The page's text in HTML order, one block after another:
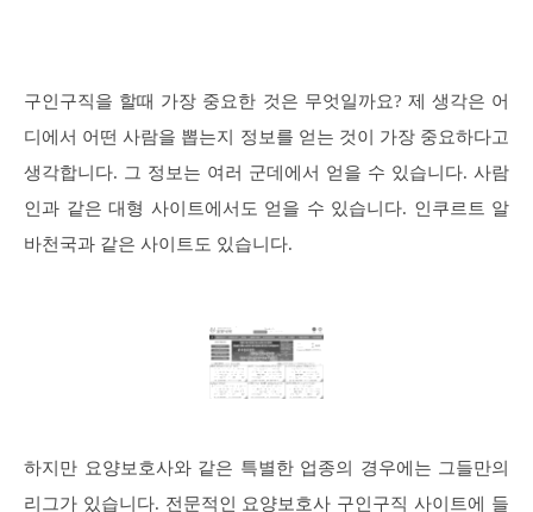
구인구직을 할때 가장 중요한 것은 무엇일까요? 제 생각은 어
디에서 어떤 사람을 뽑는지 정보를 얻는 것이 가장 중요하다고
생각합니다. 그 정보는 여러 군데에서 얻을 수 있습니다. 사람
인과 같은 대형 사이트에서도 얻을 수 있습니다. 인쿠르트 알
바천국과 같은 사이트도 있습니다.
하지만 요양보호사와 같은 특별한 업종의 경우에는 그들만의
리그가 있습니다. 전문적인 요양보호사 구인구직 사이트에 들